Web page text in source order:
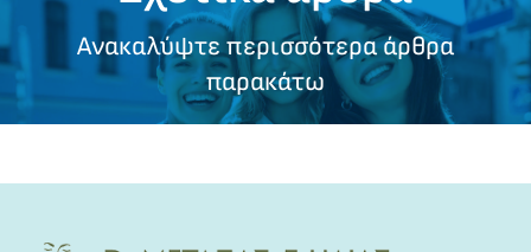
Ανακαλύψτε περισσότερα άρθρα
παρακάτω